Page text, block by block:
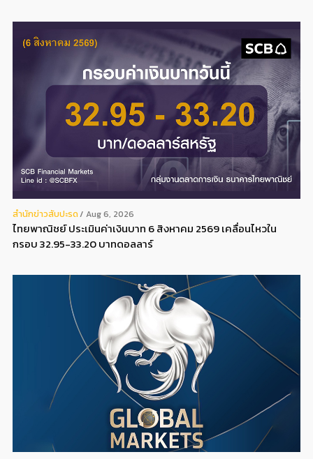
สํานักข่าวสับปะรด Aug 6, 2026
ไทยพาณิชย์ ประเมินค่าเงินบาท 6 สิงหาคม 2569 เคลื่อนไหวใน
กรอบ 32.95-33.20 บาทดอลลาร์